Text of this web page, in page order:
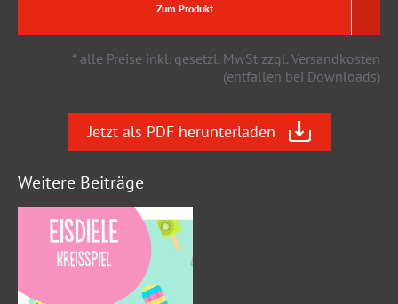
Zum Produkt
* alle Preise inkl. gesetzl. MwSt zzgl. Versandkosten
(entfallen bei Downloads)
Jetzt als PDF herunterladen
Weitere Beiträge